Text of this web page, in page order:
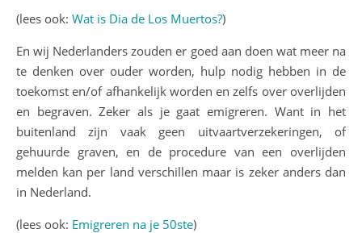
(lees ook: Wat is Dia de Los Muertos?)
En wij Nederlanders zouden er goed aan doen wat meer na
te denken over ouder worden, hulp nodig hebben in de
toekomst en/of afhankelijk worden en zelfs over overlijden
en begraven. Zeker als je gaat emigreren. Want in het
buitenland zijn vaak geen uitvaartverzekeringen, of
gehuurde graven, en de procedure van een overlijden
melden kan per land verschillen maar is zeker anders dan
in Nederland.
(lees ook: Emigreren na je 50ste)